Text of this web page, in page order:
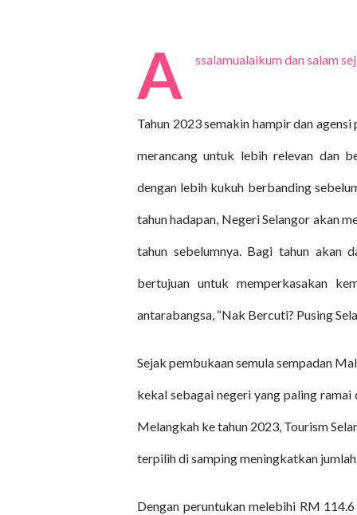
A ssalamualaikum dan salam
Tahun 2023 semakin hampir dan
merancang untuk lebih relevan dan
dengan lebih kukuh berbanding
tahun hadapan, Negeri Selangor akan
tahun sebelumnya. Bagi tahun akan
bertujuan untuk memperkasakan
antarabangsa, “Nak Bercuti? Pusing
Sejak pembukaan semula sempadan
kekal sebagai negeri yang paling
Melangkah ke tahun 2023, Tourism
terpilih di samping meningkatkan
Dengan peruntukan melebihi RM